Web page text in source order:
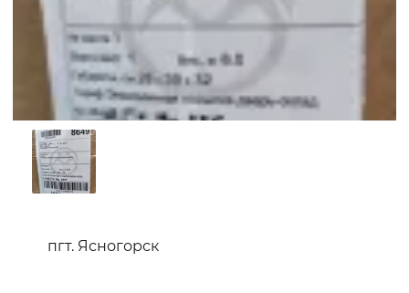
пгт. Ясногорск